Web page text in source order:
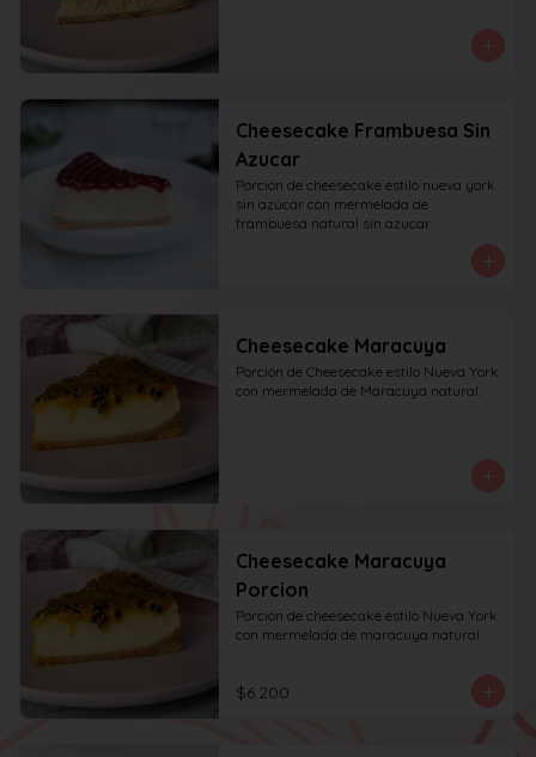
Cheesecake Frambuesa Sin
Azucar
Porción de cheesecake estilo nueva york
sin azúcar con mermelada de
frambuesa natural sin azucar.
Cheesecake Maracuya
Porción de Cheesecake estilo Nueva York
con mermelada de Maracuya natural.
Cheesecake Maracuya
Porcion
Porción de cheesecake estilo Nueva York
con mermelada de maracuya natural.
$6.200